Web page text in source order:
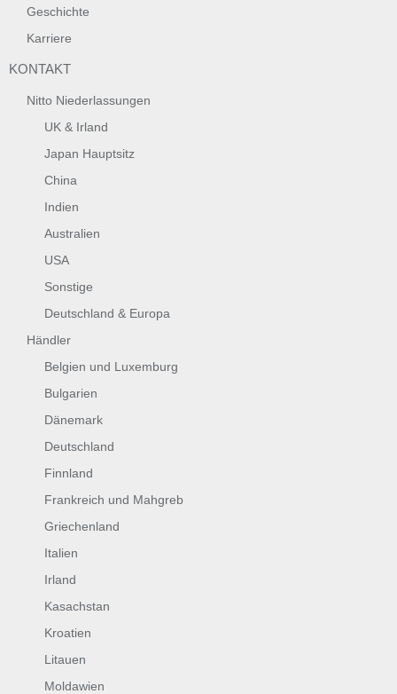
Geschichte
Karriere
KONTAKT
Nitto Niederlassungen
UK & Irland
Japan Hauptsitz
China
Indien
Australien
USA
Sonstige
Deutschland & Europa
Händler
Belgien und Luxemburg
Bulgarien
Dänemark
Deutschland
Finnland
Frankreich und Mahgreb
Griechenland
Italien
Irland
Kasachstan
Kroatien
Litauen
Moldawien